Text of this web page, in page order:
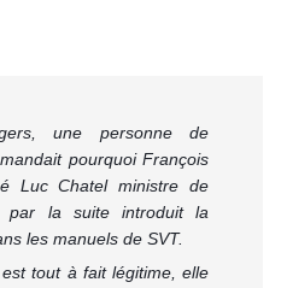
une personne de
pourquoi François
Luc Chatel ministre de
par la suite introduit la
les manuels de SVT.
tout à fait légitime, elle